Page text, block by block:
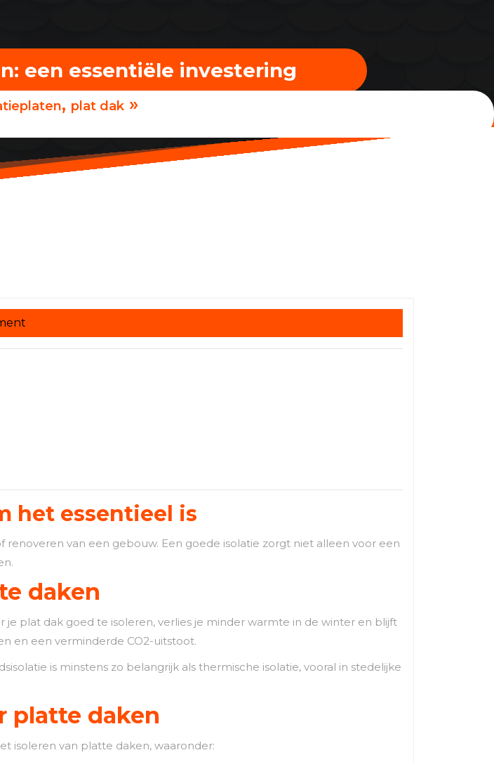
een essentiële investering
, plat dak »
het essentieel is
van een gebouw. Een goede isolatie zorgt niet alleen voor een
daken
plat dak goed te isoleren, verlies je minder warmte in de winter en blijft
en een verminderde CO2-uitstoot.
is minstens zo belangrijk als thermische isolatie, vooral in stedelijke
platte daken
isoleren van platte daken, waaronder: